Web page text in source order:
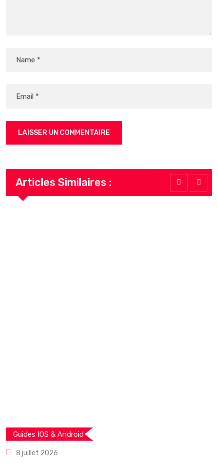
Articles Similaires :
Guides IOS & Android
8 juillet 2026